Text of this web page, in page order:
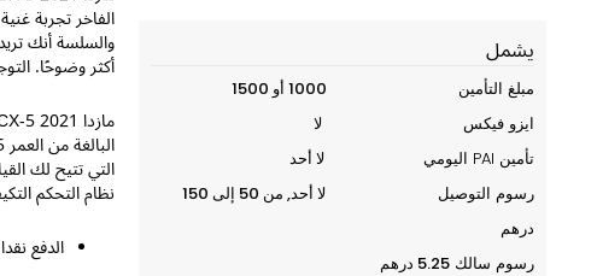
يشمل
مبلغ التأمين
1000 أو 1500
ايزو فيكس
لا
تأمين PAI اليومي
لا أحد
رسوم التوصيل
لا أحد, من 50 إلى 150
درهم
رسوم سالك 5.25 درهم
الفاخر تجربة
أكثر وضوحًا.
التي تتيح لك
نظام التحكم
الدفع